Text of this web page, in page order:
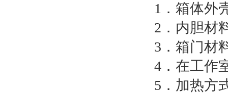
1．箱体外
2．内胆材
3．箱门材
4．在工作
5．加热方